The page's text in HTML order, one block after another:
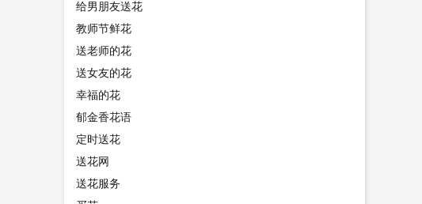
给男朋友送花
教师节鲜花
送老师的花
送女友的花
幸福的花
郁金香花语
定时送花
送花网
送花服务